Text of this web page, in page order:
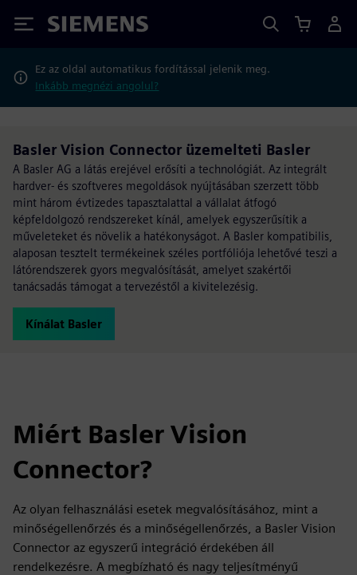
Siemens
Ez az oldal automatikus fordítással jelenik meg.
Inkább megnézi angolul?
Basler Vision Connector üzemelteti Basler
A Basler AG a látás erejével erősíti a technológiát. Az integrált
hardver- és szoftveres megoldások nyújtásában szerzett több
mint három évtizedes tapasztalattal a vállalat átfogó
képfeldolgozó rendszereket kínál, amelyek egyszerűsítik a
műveleteket és növelik a hatékonyságot. A Basler kompatibilis,
alaposan tesztelt termékeinek széles portfóliója lehetővé teszi a
látórendszerek gyors megvalósítását, amelyet szakértői
tanácsadás támogat a tervezéstől a kivitelezésig.
Kínálat Basler
Miért Basler Vision
Connector?
Az olyan felhasználási esetek megvalósításához, mint a
minőségellenőrzés és a minőségellenőrzés, a Basler Vision
Connector az egyszerű integráció érdekében áll
rendelkezésre. A megbízható és nagy teljesítményű